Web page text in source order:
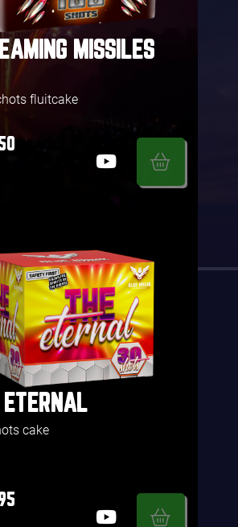
MISSILES
fluitcake
ETERNAL
cake